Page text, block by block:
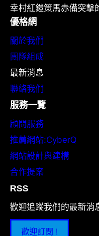
幸村紅鎧策馬赤備突擊
優格網
關於我們
團隊組成
最新消息
聯絡我們
服務一覽
顧問服務
推薦網站:CyberQ
網站設計與建構
合作提案
RSS
歡迎追蹤我們的最新消
歡迎訂閱 !